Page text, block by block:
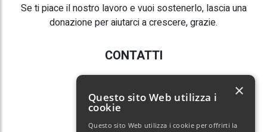
Se ti piace il nostro lavoro e vuoi sostenerlo, lascia una
donazione per aiutarci a crescere, grazie.
CONTATTI
E-mail:info@poochy.it
Questo sito Web utilizza i
cookie
Questo sito Web utilizza i cookie per offrirti la
×